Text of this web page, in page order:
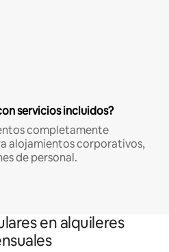
servicios incluidos?
completamente
alojamientos corporativos,
de personal.
en alquileres